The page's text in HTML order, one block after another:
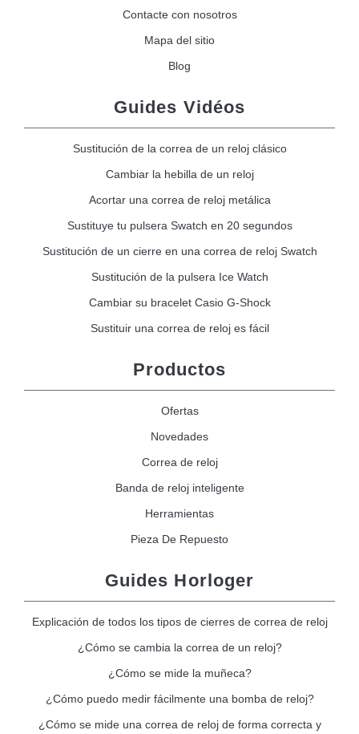
Contacte con nosotros
Mapa del sitio
Blog
Guides Vidéos
Sustitución de la correa de un reloj clásico
Cambiar la hebilla de un reloj
Acortar una correa de reloj metálica
Sustituye tu pulsera Swatch en 20 segundos
Sustitución de un cierre en una correa de reloj Swatch
Sustitución de la pulsera Ice Watch
Cambiar su bracelet Casio G-Shock
Sustituir una correa de reloj es fácil
Productos
Ofertas
Novedades
Correa de reloj
Banda de reloj inteligente
Herramientas
Pieza De Repuesto
Guides Horloger
Explicación de todos los tipos de cierres de correa de reloj
¿Cómo se cambia la correa de un reloj?
¿Cómo se mide la muñeca?
¿Cómo puedo medir fácilmente una bomba de reloj?
¿Cómo se mide una correa de reloj de forma correcta y